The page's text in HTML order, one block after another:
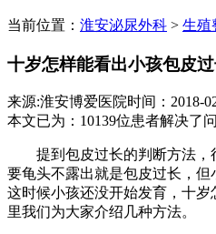
当前位置： 淮安泌尿外科 > 生殖
十岁怎样能看出小孩包皮
来源:淮安博爱医院时间：2018-
本文已为 ：10139位患者解决了
提到包皮过长的判断方法，
要龟头不露出就是包皮过长，
这时候小孩还没开始发育，十
里我们为大家介绍几种方法。